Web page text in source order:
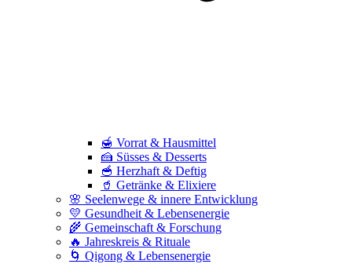
🍯 Vorrat & Hausmittel
🍰 Süsses & Desserts
🥣 Herzhaft & Deftig
🥤 Getränke & Elixiere
🌸 Seelenwege & innere Entwicklung
💛 Gesundheit & Lebensenergie
🌾 Gemeinschaft & Forschung
🔥 Jahreskreis & Rituale
🌀 Qigong & Lebensenergie